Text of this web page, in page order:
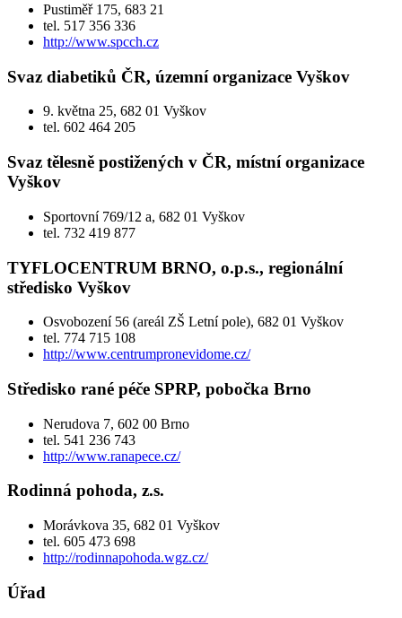
Pustiměř 175, 683 21
tel. 517 356 336
http://www.­spcch.­cz
Svaz diabetiků ČR, územní organizace Vyškov
9. května 25, 682 01 Vyškov
tel. 602 464 205
Svaz tělesně postižených v ČR, místní organizace
Vyškov
Sportovní 769/12 a, 682 01 Vyškov
tel. 732 419 877
TYFLOCENTRUM BRNO, o.p.s., regionální
středisko Vyškov
Osvobození 56 (areál ZŠ Letní pole), 682 01 Vyškov
tel. 774 715 108
http://www.centrumpronevidome.cz/
Středisko rané péče SPRP, pobočka Brno
Nerudova 7, 602 00 Brno
tel. 541 236 743
http://www.ranapece.cz/
Rodinná pohoda, z.s.
Morávkova 35, 682 01 Vyškov
tel. 605 473 698
http://rodinnapohoda.wgz.cz/
Úřad